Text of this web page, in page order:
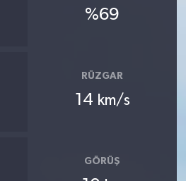
%69
RÜZGAR
14 km/s
GÖRÜŞ